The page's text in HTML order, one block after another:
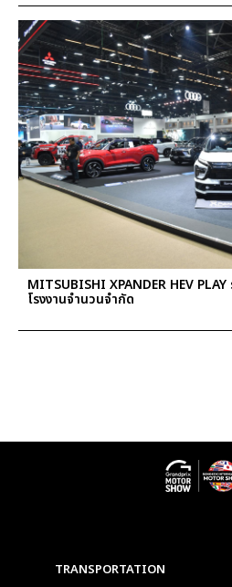
MITSUBISHI XPANDER HEV
โรงงานจำนวนจำกัด
TRANSPORTATION